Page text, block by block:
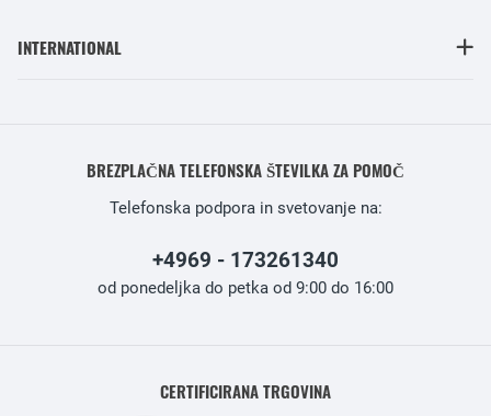
INTERNATIONAL
BREZPLAČNA TELEFONSKA ŠTEVILKA ZA POMOČ
Telefonska podpora in svetovanje na:
+4969 - 173261340
od ponedeljka do petka od 9:00 do 16:00
CERTIFICIRANA TRGOVINA